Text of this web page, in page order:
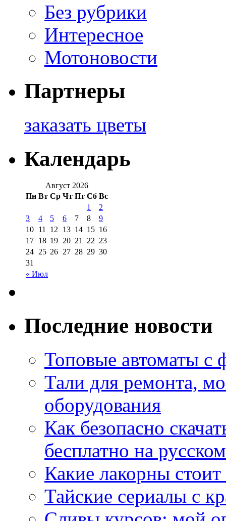
Без рубрики
Интересное
Мотоновости
Партнеры
заказать цветы
Календарь
Август 2026
Пн Вт Ср Чт Пт Сб Вс
« Июл
1
2
3
4 5 6 7 8
9
10 11 12 13 14 15 16
17 18 19 20 21 22 23
24 25 26 27 28 29 30
31
Последние новости
Топовые автоматы с
Тали для ремонта,
оборудования
Как безопасно
бесплатно на
Какие лакорны
Тайские сериалы с